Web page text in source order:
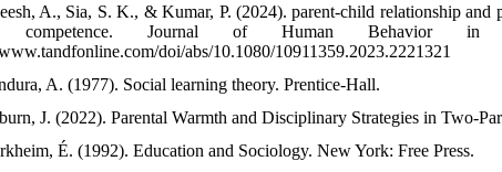
A., Sia, S. K., & Kumar, P. (2024). parent-child relationship
competence. Journal of Human Behavior
doi/abs/10.1080/10911359.2023.2221321
A. (1977). Social learning theory. Prentice-Hall.
J. (2022). Parental Warmth and Disciplinary Strategies in Two-
É. (1992). Education and Sociology. New York: Free Press.